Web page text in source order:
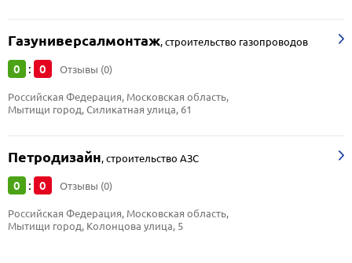
Газуниверсалмонтаж,строительство газопроводов
0 : 0 Отзывы (0)
Российская Федерация, Московская область,
Мытищи город, Силикатная улица, 61
Петродизайн,строительство АЗС
0 : 0 Отзывы (0)
Российская Федерация, Московская область,
Мытищи город, Колонцова улица, 5